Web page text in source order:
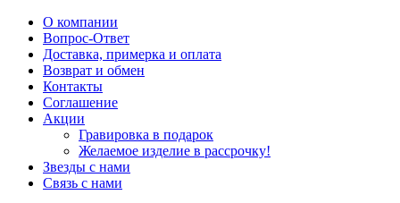
О компании
Вопрос-Ответ
Доставка, примерка и оплата
Возврат и обмен
Контакты
Соглашение
Акции
Гравировка в подарок
Желаемое изделие в рассрочку!
Звезды с нами
Связь с нами